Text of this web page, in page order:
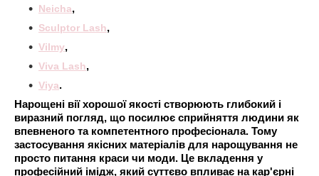
Neicha,
Sculptor Lash,
Vilmy,
Viva Lash,
Viya.
Нарощені вії хорошої якості створюють глибокий і
виразний погляд, що посилює сприйняття людини як
впевненого та компетентного професіонала. Тому
застосування якісних матеріалів для нарощування не
просто питання краси чи моди. Це вкладення у
професійний імідж, який суттєво впливає на кар'єрні